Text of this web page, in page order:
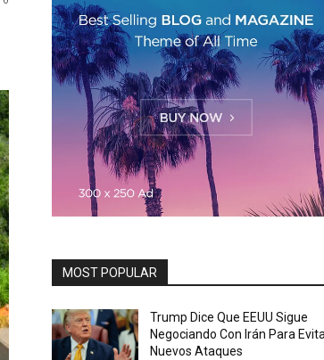
MOST POPULAR
Trump Dice Que EEUU Sigue
Negociando Con Irán Para
Nuevos Ataques